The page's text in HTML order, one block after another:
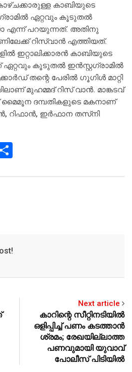
കാബിയുടെ
ഏറ്റവും കൂടുതല്‍
എന്ന് പറയുന്നത്. അതിനു
റിസ്വാന്‍ എത്തിയത്.
ഇറ്റാലിക്കാരന്‍ കാബിയുടെ
കൂടുതല്‍ ഇന്‍സ്റ്റഗ്രാമില്‍
തന്റെ പേരില്‍ ഗൂഗിള്‍ മാറ്റി
മുഹമ്മദ് റിസ് വാന്‍. മാങ്കടവ്
മൈമൂന ദമ്പതികളുടെ മകനാണ്
റിഫാന്‍, ഇര്‍ഫാന തസ്‌നി
ar
Next article
കാറിന്റെ സീറ്റിനടിയില്‍
ഒളിപ്പിച്ച് പണം കടത്താന്‍
ശ്രമം; രേഖയില്ലാത്ത
പണവുമായി യുവാവ്
പോലീസ് പിടിയില്‍